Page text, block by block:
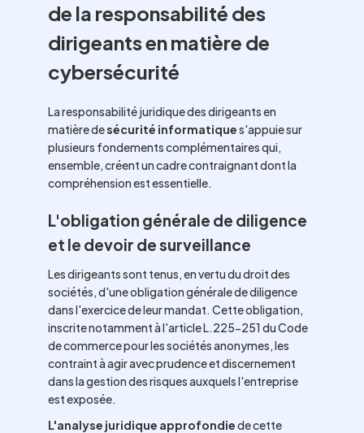
de la responsabilité des
dirigeants en matière de
cybersécurité
La responsabilité juridique des dirigeants en
matière desécurité informatiques'appuie sur
plusieurs fondements complémentaires qui,
ensemble, créent un cadre contraignant dont la
compréhension est essentielle.
L'obligation générale de diligence
et le devoir de surveillance
Les dirigeants sont tenus, en vertu du droit des
sociétés, d'une obligation générale de diligence
dans l'exercice de leur mandat. Cette obligation,
inscrite notamment à l'article L.225-251 du Code
de commerce pour les sociétés anonymes, les
contraint à agir avec prudence et discernement
dans la gestion des risques auxquels l'entreprise
est exposée.
L'analyse juridique approfondiede cette